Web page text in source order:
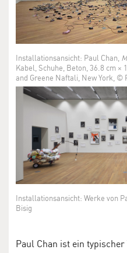
Installationsansicht: Paul Chan,
Kabel, Schuhe, Beton, 36.8 cm ×
and Greene Naftali, New York, ©
Installationsansicht: Werke von
Bisig
Paul Chan ist ein